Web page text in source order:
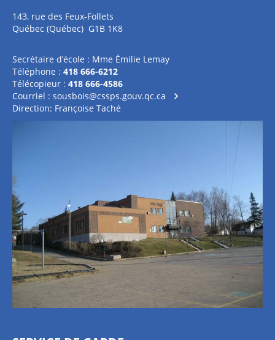
143, rue des Feux-Follets
Québec (Québec) G1B 1K8
Secrétaire d’école : Mme Émilie Lemay
Téléphone : 418 666-6212
Télécopieur : 418 666-4586
Courriel : sousbois@cssps.gouv.qc.ca
Direction: Françoise Taché